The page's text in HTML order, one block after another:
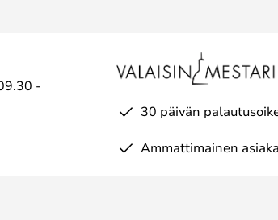
-
30 päivän
Ammattimainen